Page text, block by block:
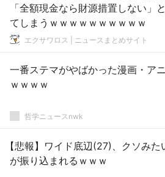
「全額現金なら財源措置しない」
てしまうｗｗｗｗｗｗｗｗｗｗ
エクサワロス | ニュースまとめサイト
一番ステマがやばかった漫画・ア
ｗｗｗｗ
哲学ニュースnwk
【悲報】ワイド底辺(27)、クソみた
が振り込まれるｗｗｗ